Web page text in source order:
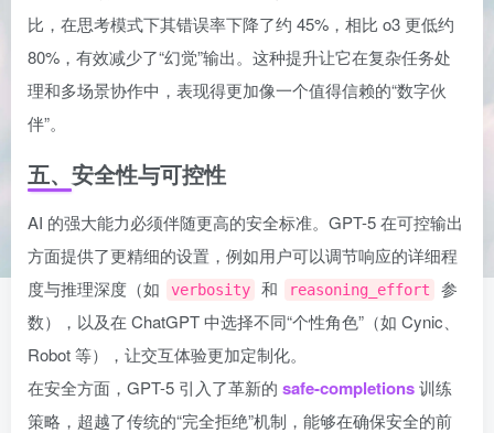
比，在思考模式下其错误率下降了约 45%，相比 o3 更低约
80%，有效减少了“幻觉”输出。这种提升让它在复杂任务处
理和多场景协作中，表现得更加像一个值得信赖的“数字伙
伴”。
五、安全性与可控性
AI 的强大能力必须伴随更高的安全标准。GPT-5 在可控输出
方面提供了更精细的设置，例如用户可以调节响应的详细程
度与推理深度（如
verbosity 和 reasoning_effort
参
数），以及在 ChatGPT 中选择不同“个性角色”（如 Cynic、
Robot 等），让交互体验更加定制化。
在安全方面，GPT-5 引入了革新的 safe-completions训练
策略，超越了传统的“完全拒绝”机制，能够在确保安全的前